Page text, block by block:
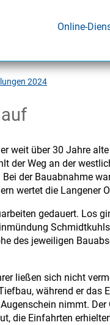
Online-
2024
weit über 30 Jahre
der Weg an der
der Bauabnahme
wertet die Langener
gedauert. Los
des jeweiligen
ließen sich nicht
während er das
nimmt.
die Einfahrten